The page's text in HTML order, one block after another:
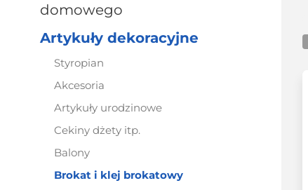
domowego
artykuły dekoracyjne
styropian
akcesoria
artykuły urodzinowe
cekiny dżety itp.
balony
brokat i klej brokatowy